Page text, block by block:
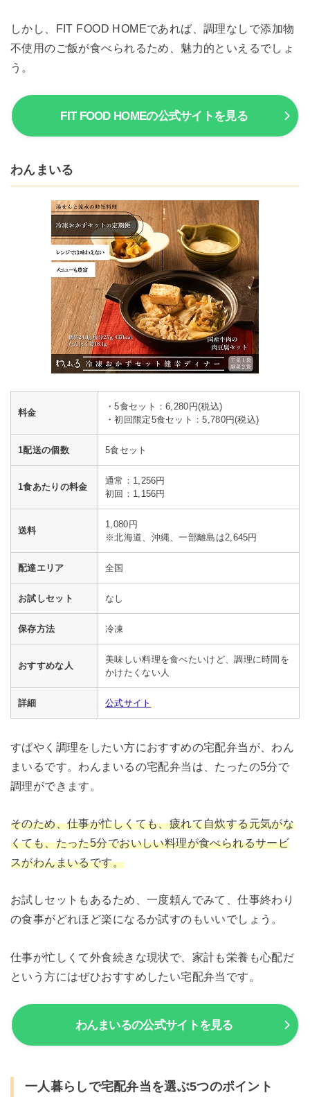
しかし、FIT FOOD HOMEであれば、調理なしで添加物
不使用のご飯が食べられるため、魅力的といえるでしょ
う。
FIT FOOD HOMEの公式サイトを見る
わんまいる
料金
・5食セット：6,280円(税込)
・初回限定5食セット：5,780円(税込)
1配送の個数 5食セット
1食あたりの料金
通常：1,256円
初回：1,156円
送料
1,080円
※北海道、沖縄、一部離島は2,645円
配達エリア 全国
お試しセット なし
保存方法 冷凍
おすすめな人
美味しい料理を食べたいけど、調理に時間を
かけたくない人
詳細 公式サイト
すばやく調理をしたい方におすすめの宅配弁当が、わん
まいるです。わんまいるの宅配弁当は、たったの5分で
調理ができます。
そのため、仕事が忙しくても、疲れて自炊する元気がな
くても、たった5分でおいしい料理が食べられるサービ
スがわんまいるです。
お試しセットもあるため、一度頼んでみて、仕事終わり
の食事がどれほど楽になるか試すのもいいでしょう。
仕事が忙しくて外食続きな現状で、家計も栄養も心配だ
という方にはぜひおすすめしたい宅配弁当です。
わんまいるの公式サイトを見る
一人暮らしで宅配弁当を選ぶ5つのポイント